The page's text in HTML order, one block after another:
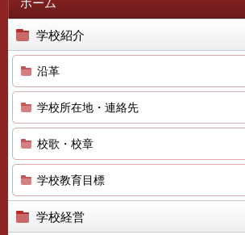
ホーム
学校紹介
沿革
学校所在地・連絡先
校歌・校章
学校教育目標
学校経営